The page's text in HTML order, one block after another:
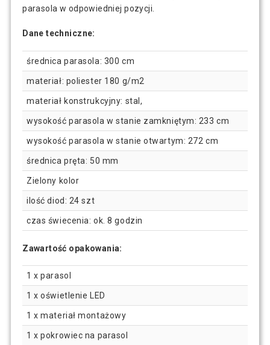
parasola w odpowiedniej pozycji.
Dane techniczne:
średnica parasola: 300 cm
materiał: poliester 180 g/m2
materiał konstrukcyjny: stal,
wysokość parasola w stanie zamkniętym: 233 cm
wysokość parasola w stanie otwartym: 272 cm
średnica pręta: 50 mm
Zielony kolor
ilość diod: 24 szt
czas świecenia: ok. 8 godzin
Zawartość opakowania:
1 x parasol
1 x oświetlenie LED
1 x materiał montażowy
1 x pokrowiec na parasol